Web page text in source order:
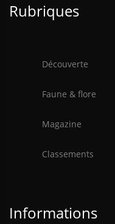
Rubriques
Découverte
Faune & flore
Magazine
Classements
Informations